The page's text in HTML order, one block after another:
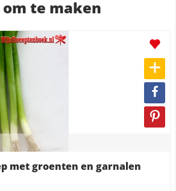
te maken
met groenten en garnalen